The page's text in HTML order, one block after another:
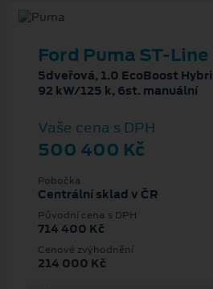
Ford Puma ST-Line
5dveřová, 1.0 EcoBoost
92 kW/125 k, 6st. manuální
Vaše cena s DPH
500 400 Kč
Pobočka
Centrální sklad v ČR
Původní cena s DPH
714 400 Kč
Cenové zvýhodnění
214 000 Kč